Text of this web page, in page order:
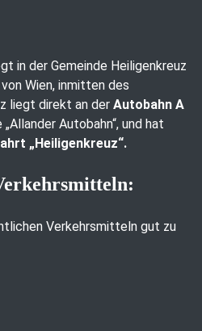
in der Gemeinde Heiligenkreuz
Wien, inmitten des
liegt direkt an der Autobahn A
Autobahn“, und hat
„Heiligenkreuz“.
Verkehrsmitteln gut zu